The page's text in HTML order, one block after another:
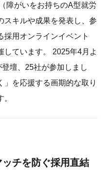
障がいをお持ちのA型就労
スキルや成果を発表し、参
採用オンラインイベント
しています。 2025年4月よ
壇、25社が参加しまし
を応援する画期的な取り
チを防ぐ採用直結